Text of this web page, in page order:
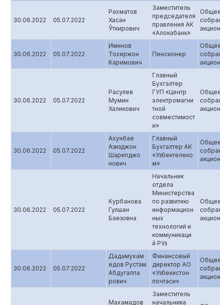
30.06.2022 05.07.2022
Рахматов
Хасан
Ўткирович
Заместитель
председателя
правления АК
«Алокабанк»
30.06.2022 05.07.2022
Иминов
Тохиржон
Каримович
Пенсионер
30.06.2022 05.07.2022
Расулев
Мумин
Халикович
Главный
Бухгалтер
ГУП «Центр
электромагни
тной
совместимост
и»
30.06.2022 05.07.2022
Ахунбае
Азизджон
Шарипджо
нович
Главный
Бухгалтер АК
«Узбектелеко
м»
30.06.2022 05.07.2022
Курбанова
Гулшан
Баезовна
Начальник
отдела
Министерства
по развитию
информацион
ных
технологий и
коммуникаци
й РУз
30.06.2022 05.07.2022
Дадамухам
едов Рустам
Абдугаппа
рович
Финансовый
директор АО
«Узбекистон
почтаси»
Махамадов
Заместитель
начальника